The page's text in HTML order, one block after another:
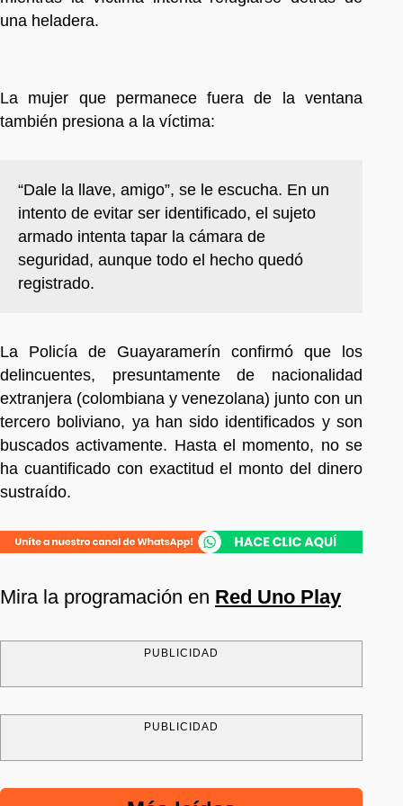
una heladera.
La mujer que permanece fuera de la ventana
también presiona a la víctima:
“Dale la llave, amigo”, se le escucha. En un
intento de evitar ser identificado, el sujeto
armado intenta tapar la cámara de
seguridad, aunque todo el hecho quedó
registrado.
La Policía de Guayaramerín confirmó que los
delincuentes, presuntamente de nacionalidad
extranjera (colombiana y venezolana) junto con un
tercero boliviano, ya han sido identificados y son
buscados activamente. Hasta el momento, no se
ha cuantificado con exactitud el monto del dinero
sustraído.
Mira la programación en Red Uno Play
PUBLICIDAD
PUBLICIDAD